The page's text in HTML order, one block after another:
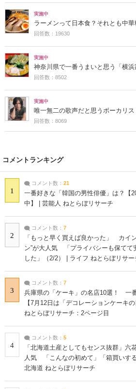
実施中
ラーメンって日本食？それとも中華
回答数：19630
実施中
神奈川県で一番うまいと思う「横
回答数：8502
実施中
唯一無二の歌声だと思うボーカリス
回答数：8069
コメントランキング
1
コメント数： 21
一番好きな「韓国の男性俳優」は？【
中】 | 芸能人 ねとらぼリサーチ
2
コメント数： 7
「もっと早く買えば良かった」 カイ
ン”が大人気 「プライバシーも保てて
した」（2/2） | ライフ ねとらぼリサー
3
コメント数： 7
兵庫県の「ケーキ」の名店10選！ 一
【7月12日は「デコレーションケーキ
ねとらぼリサーチ：2ページ目
4
コメント数： 5
「北海道土産としてもセンス抜群」六
人気 「こんなの初めて」「箱買いす
北海道 ねとらぼリサーチ